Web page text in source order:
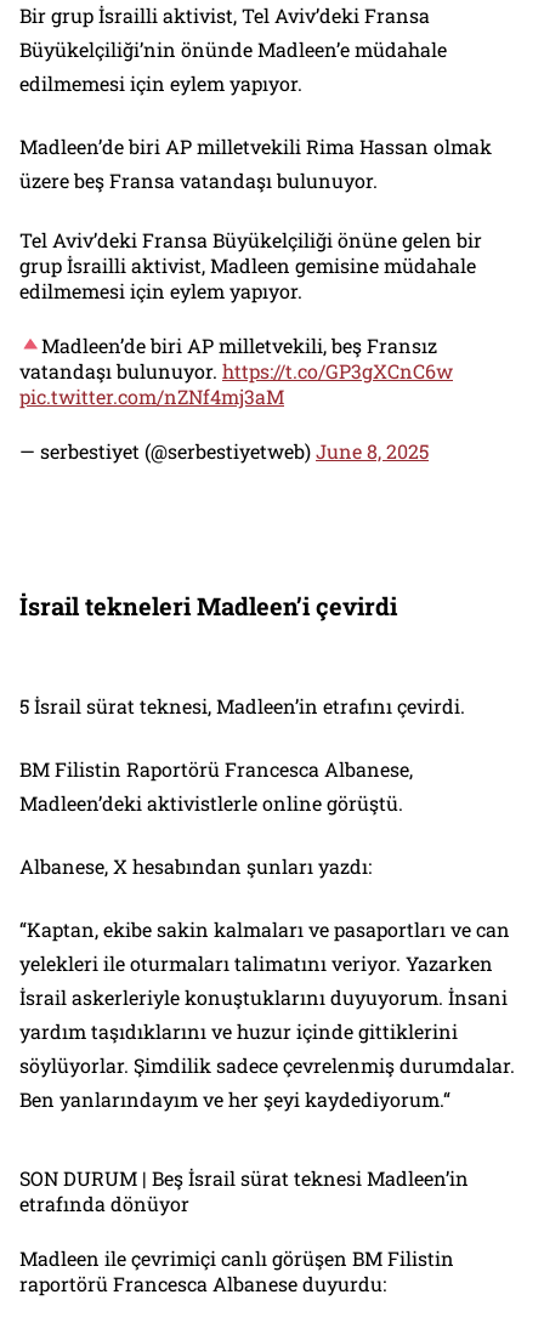
Bir grup İsrailli aktivist, Tel Aviv’deki Fransa
Büyükelçiliği’nin önünde Madleen’e müdahale
edilmemesi için eylem yapıyor.
Madleen’de biri AP milletvekili Rima Hassan olmak
üzere beş Fransa vatandaşı bulunuyor.
Tel Aviv’deki Fransa Büyükelçiliği önüne gelen bir
grup İsrailli aktivist, Madleen gemisine müdahale
edilmemesi için eylem yapıyor.
Madleen’de biri AP milletvekili, beş Fransız
vatandaşı bulunuyor. https://t.co/GP3gXCnC6w
pic.twitter.com/nZNf4mj3aM
— serbestiyet (@serbestiyetweb)June 8, 2025
İsrail tekneleri Madleen’i çevirdi
5 İsrail sürat teknesi, Madleen’in etrafını çevirdi.
BM Filistin Raportörü Francesca Albanese,
Madleen’deki aktivistlerle online görüştü.
Albanese, X hesabından şunları yazdı:
“Kaptan, ekibe sakin kalmaları ve pasaportları ve can
yelekleri ile oturmaları talimatını veriyor. Yazarken
İsrail askerleriyle konuştuklarını duyuyorum. İnsani
yardım taşıdıklarını ve huzur içinde gittiklerini
söylüyorlar. Şimdilik sadece çevrelenmiş durumdalar.
Ben yanlarındayım ve her şeyi kaydediyorum.“
SON DURUM | Beş İsrail sürat teknesi Madleen’in
etrafında dönüyor
Madleen ile çevrimiçi canlı görüşen BM Filistin
raportörü Francesca Albanese duyurdu: